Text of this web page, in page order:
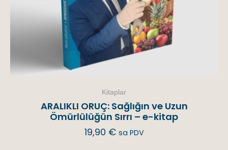
Kitaplar
ARALIKLI ORUÇ: Sağlığın ve Uzun
Ömürlülüğün Sırrı – e-kitap
19,90 € sa PDV